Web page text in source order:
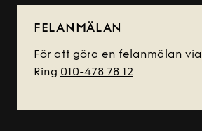
FELANMÄLAN
För att göra en felanmälan
Ring 010-478 78 12